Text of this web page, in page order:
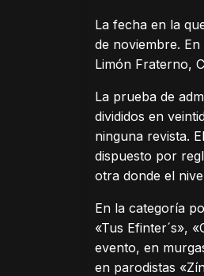
La fecha en la
de noviembre.
Limón Fraterno,
La prueba de
divididos en
ninguna revista.
dispuesto por
otra donde el
En la categoría
«Tus Efinter´s»,
evento, en
en parodistas